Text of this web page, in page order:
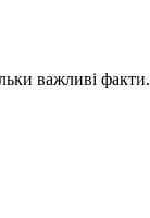
важливі факти.